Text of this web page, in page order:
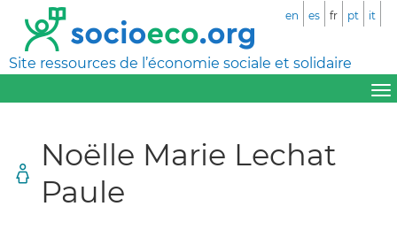
Site ressources de l’économie sociale et solidaire
en es fr pt it
Noëlle Marie Lechat
Paule